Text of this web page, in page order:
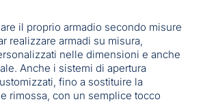
il proprio armadio secondo misure
realizzare armadi su misura,
nelle dimensioni e anche
Anche i sistemi di apertura
fino a sostituire la
rimossa, con un semplice tocco